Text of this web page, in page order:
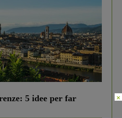
5 idee per far
×